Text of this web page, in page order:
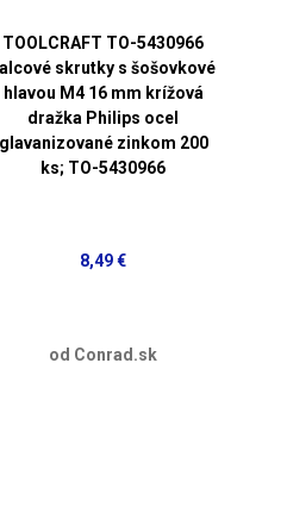
TOOLCRAFT TO-5430966
skrutky s šošovkové
hlavou M4 16 mm krížová
dražka Philips ocel
glavanizované zinkom 200
ks; TO-5430966
8,49 €
od Conrad.sk